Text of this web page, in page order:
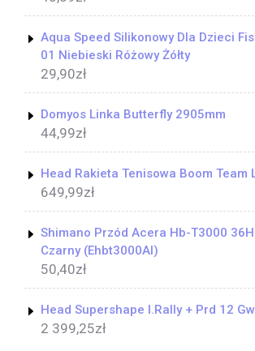
Aqua Speed Silikonowy Dla Dzieci
01 Niebieski Różowy Żółty
29,90zł
Domyos Linka Butterfly 2905mm
44,99zł
Head Rakieta Tenisowa Boom Team
649,99zł
Shimano Przód Acera Hb-T3000 36H
Czarny (Ehbt3000Al)
50,40zł
Head Supershape I.Rally + Prd 12
2 399,25zł